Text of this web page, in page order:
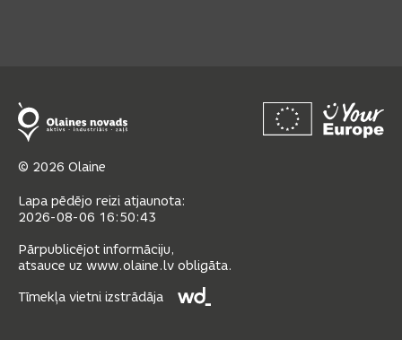
© 2026 Olaine
Lapa pēdējo reizi atjaunota:
2026-08-06 16:50:43
Pārpublicējot informāciju,
atsauce uz www.olaine.lv obligāta.
Tīmekļa vietni izstrādāja